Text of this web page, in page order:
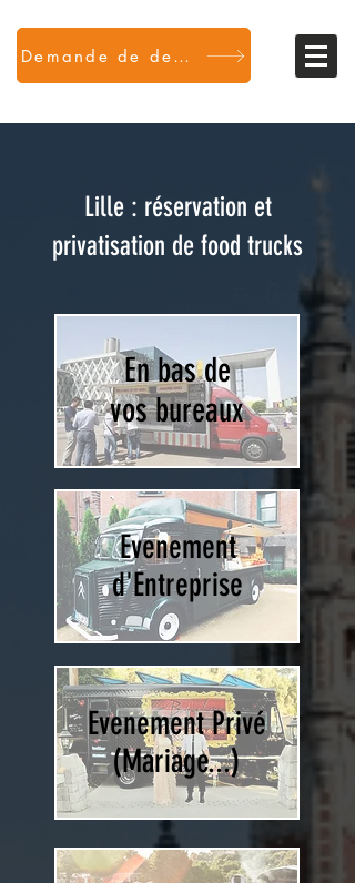
Demande de devis
Lille : réservation et
privatisation de food trucks
En bas de
vos bureaux
Evenement
d'Entreprise
Evenement Privé
(Mariage...)